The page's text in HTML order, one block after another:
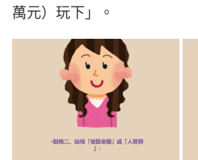
萬元）玩下」。